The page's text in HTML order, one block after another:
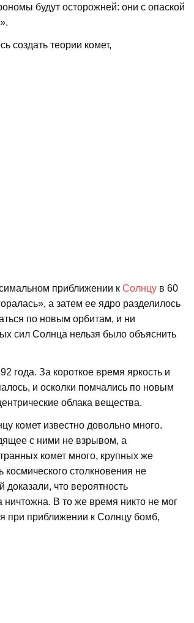
будут осторожней: они с опаской
создать теории комет,
приближении к Солнцув 60
а затем ее ядро разделилось
по новым орбитам, и ни
сил Солнца нельзя было объяснить
года. За короткое время яркость и
и осколки помчались по новым
облака вещества.
комет известно довольно много.
с ними не взрывом, а
комет много, крупных же
столкновения не
что вероятность
В то же время никто не мог
при приближении к Солнцу бомб,